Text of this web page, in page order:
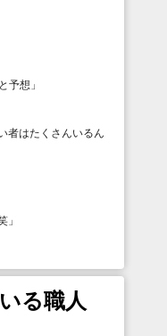
予想 」
者はたくさんいるん
」
る職人